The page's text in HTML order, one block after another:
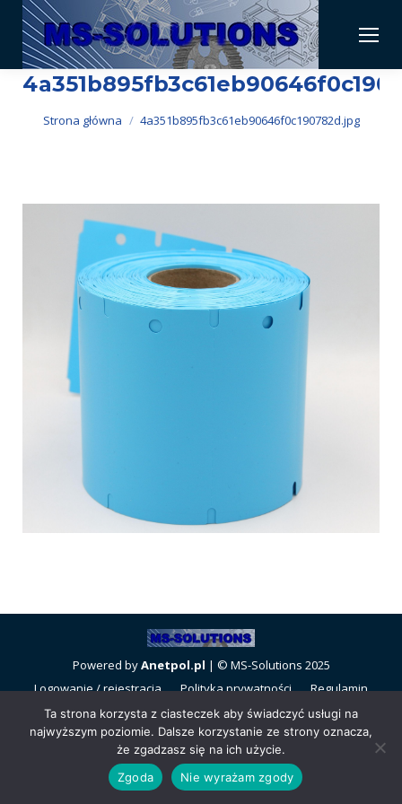
Jesteś tutaj:
Strona główna 4a351b895fb3c61eb90646f0c190782d.jpg
Powered byAnetpol.pl | © MS-Solutions 2025
Logowanie / rejestracja
Polityka prywatności
Regulamin
sklepu
Cennik wysyłek
Ta strona korzysta z ciasteczek aby świadczyć usługi na
najwyższym poziomie. Dalsze korzystanie ze strony oznacza,
że zgadzasz się na ich użycie.
Zgoda
Nie wyrażam zgody